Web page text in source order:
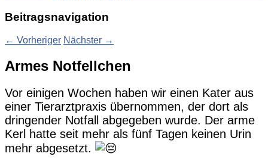
Beitragsnavigation
← Vorheriger Nächster →
Armes Notfellchen
Vor einigen Wochen haben wir einen Kater aus
einer Tierarztpraxis übernommen, der dort als
dringender Notfall abgegeben wurde. Der arme
Kerl hatte seit mehr als fünf Tagen keinen Urin
mehr abgesetzt.